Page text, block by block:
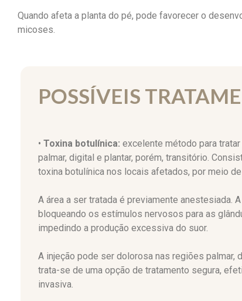
Quando afeta a planta do pé, pode favorecer o
micoses.
POSSÍVEIS
• Toxina botulínica: excelente método para
palmar, digital e plantar, porém, transitório.
toxina botulínica nos locais afetados, por meio
A área a ser tratada é previamente anestesiada.
bloqueando os estímulos nervosos para as
impedindo a produção excessiva do suor.
A injeção pode ser dolorosa nas regiões palmar,
trata-se de uma opção de tratamento segura,
invasiva.